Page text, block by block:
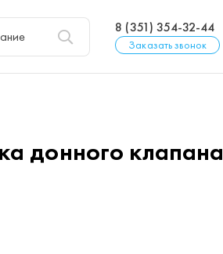
8 (351) 354-32-44
Заказать звонок
донного клапана